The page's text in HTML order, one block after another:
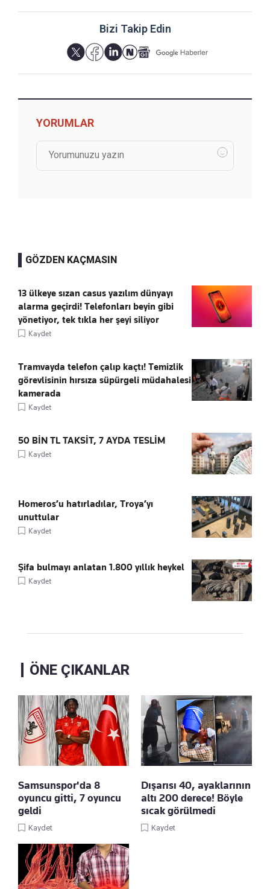
Bizi Takip Edin
YORUMLAR
GÖZDEN KAÇMASIN
13 ülkeye sızan casus yazılım dünyayı
alarma geçirdi! Telefonları beyin gibi
yönetiyor, tek tıkla her şeyi siliyor
Kaydet
Tramvayda telefon çalıp kaçtı! Temizlik
görevlisinin hırsıza süpürgeli müdahalesi
kamerada
Kaydet
50 BİN TL TAKSİT, 7 AYDA TESLİM
Kaydet
Homeros’u hatırladılar, Troya’yı
unuttular
Kaydet
Şifa bulmayı anlatan 1.800 yıllık heykel
Kaydet
ÖNE ÇIKANLAR
Samsunspor'da 8
oyuncu gitti, 7 oyuncu
geldi
Kaydet
Dışarısı 40, ayaklarının
altı 200 derece! Böyle
sıcak görülmedi
Kaydet